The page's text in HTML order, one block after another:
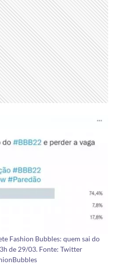
Fashion Bubbles: quem sai do
de 29/03. Fonte: Twitter